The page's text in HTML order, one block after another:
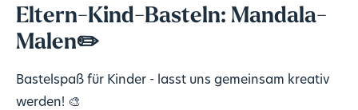
Eltern-Kind-Basteln: Mandala-
Malen✏️
Bastelspaß für Kinder - lasst uns gemeinsam kreativ
werden! 🎨